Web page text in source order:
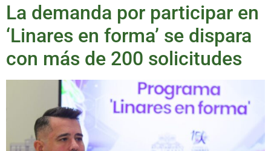
La demanda por participar en
‘Linares en forma’ se dispara
con más de 200 solicitudes